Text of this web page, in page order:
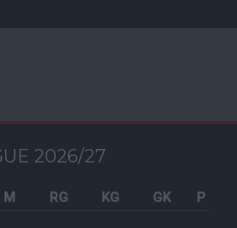
2026/27
M RG KG GK P